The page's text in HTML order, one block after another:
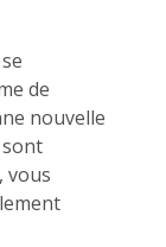
se
de
nouvelle
vous